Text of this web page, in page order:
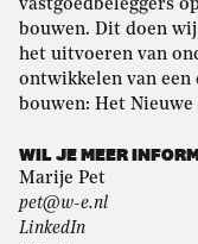
vastgoedbeleggers
bouwen. Dit doen
het uitvoeren van
ontwikkelen van
bouwen: Het Nieuwe
WIL JE MEER
Marije Pet
pet@w-e.nl
LinkedIn